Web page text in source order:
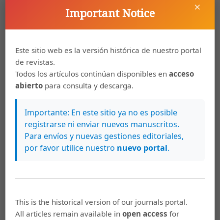
http://pueblosindigenas.odd.ucr.ac.cr/images/documentos/pdf/Perfil%20de%20pueb
los%20indigenas%20en%20Costa%20Rica.pdf
multiterritorialidade. Manuscrito inédito. Recuperado de
http://www.ufrgs.br/petgea/Artigo/rh.pdf
Instituto Nacional de Estadística y Censos (INEC). (2011).
demográficos y socioeconómicos. Recuperado de
https://www.inec.cr/sites/default/files/documentos/
02.pdf.pdf
Magnani. J. G. C. (2009). Etnografia como prática e
Ochoa, K. M. (2014). El debate sobre las y los amerindios:
entre el discurso de la bestialización, la feminización y
×
Important Notice
Este sitio web es la versión histórica de nuestro portal
de revistas.
Todos los artículos continúan disponibles enacceso
abierto para consulta y descarga.
Importante: En este sitio ya no es posible
registrarse ni enviar nuevos manuscritos.
Para envíos y nuevas gestiones editoriales,
por favor utilice nuestro nuevo portal.
This is the historical version of our journals portal.
All articles remain available inopen access for